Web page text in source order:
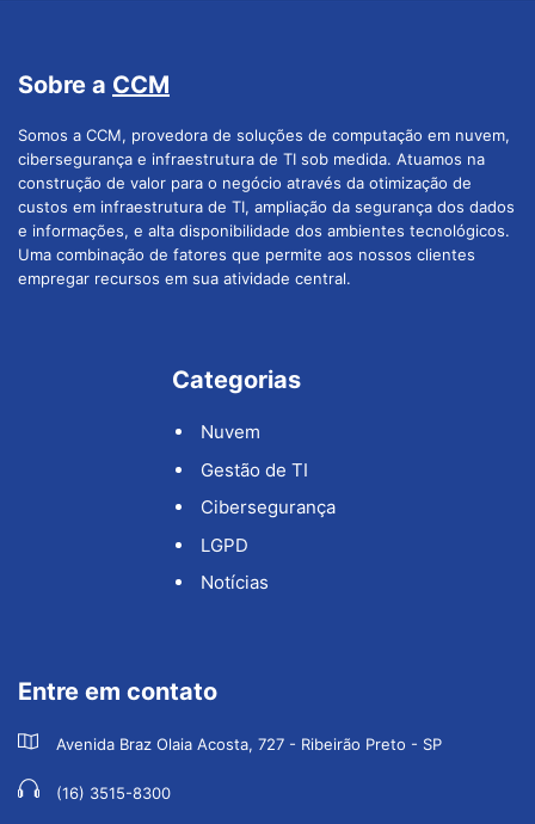
Sobre a CCM
Somos a CCM, provedora de soluções de computação em nuvem,
cibersegurança e infraestrutura de TI sob medida. Atuamos na
construção de valor para o negócio através da otimização de
custos em infraestrutura de TI, ampliação da segurança dos dados
e informações, e alta disponibilidade dos ambientes tecnológicos.
Uma combinação de fatores que permite aos nossos clientes
empregar recursos em sua atividade central.
Categorias
Nuvem
Gestão de TI
Cibersegurança
LGPD
Notícias
Entre em contato
Avenida Braz Olaia Acosta, 727 - Ribeirão Preto - SP
(16) 3515-8300